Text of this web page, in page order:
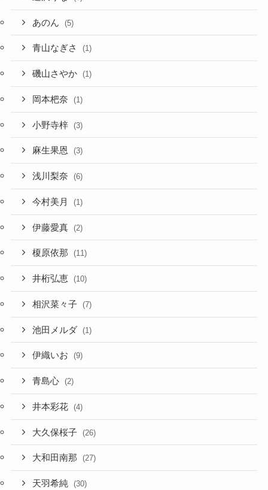
あのん (5)
青山なぎさ (1)
磯山さやか (1)
岡本杷奈 (1)
小野寺梓 (3)
麻生果恩 (3)
浅川梨奈 (6)
今村美月 (1)
伊藤愛真 (2)
榎原依那 (11)
井桁弘恵 (10)
相沢菜々子 (7)
池田メルダ (1)
伊織いお (9)
青島心 (2)
井本彩花 (4)
大久保桜子 (26)
大和田南那 (27)
天羽希純 (30)